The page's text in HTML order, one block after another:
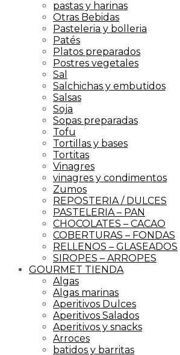
pastas y harinas
Otras Bebidas
Pasteleria y bolleria
Patés
Platos preparados
Postres vegetales
Sal
Salchichas y embutidos
Salsas
Soja
Sopas preparadas
Tofu
Tortillas y bases
Tortitas
Vinagres
vinagres y condimentos
Zumos
REPOSTERIA / DULCES
PASTELERIA – PAN
CHOCOLATES – CACAO
COBERTURAS – FONDAS
RELLENOS – GLASEADOS
SIROPES – ARROPES
GOURMET TIENDA
Algas
Algas marinas
Aperitivos Dulces
Aperitivos Salados
Aperitivos y snacks
Arroces
batidos y barritas